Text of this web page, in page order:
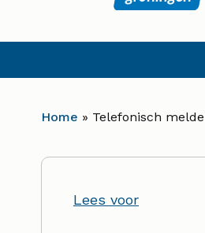
Home » Telefonisch
Lees voor